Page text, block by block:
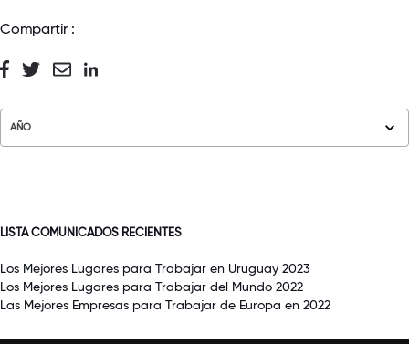
Compartir :
AÑO
LISTA COMUNICADOS RECIENTES
Los Mejores Lugares para Trabajar en Uruguay 2023
Los Mejores Lugares para Trabajar del Mundo 2022
Las Mejores Empresas para Trabajar de Europa en 2022